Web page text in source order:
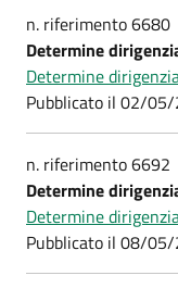
n. riferimento 6680
Determine
Determine
Pubblicato il 02/
n. riferimento 6692
Determine
Determine
Pubblicato il 08/